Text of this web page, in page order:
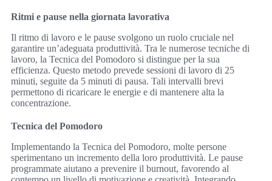
Ritmi e pause nella giornata lavorativa
Il ritmo di lavoro e le pause svolgono un ruolo cruciale nel
garantire un’adeguata produttività. Tra le numerose tecniche di
lavoro, la Tecnica del Pomodoro si distingue per la sua
efficienza. Questo metodo prevede sessioni di lavoro di 25
minuti, seguite da 5 minuti di pausa. Tali intervalli brevi
permettono di ricaricare le energie e di mantenere alta la
concentrazione.
Tecnica del Pomodoro
Implementando la Tecnica del Pomodoro, molte persone
sperimentano un incremento della loro produttività. Le pause
programmate aiutano a prevenire il burnout, favorendo al